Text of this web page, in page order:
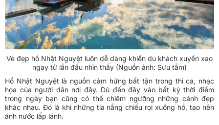
Vẻ đẹp hồ Nhật Nguyệt luôn dễ dàng khiến du khách xuyến xao
ngay từ lần đầu nhìn thấy (Nguồn ảnh: Sưu tầm)
Hồ Nhật Nguyệt là nguồn cảm hứng bất tận trong thi ca, nhạc
họa của người dân nơi đây. Dù đến đây vào bất kỳ thời điểm
trong ngày bạn cũng có thể chiêm ngưỡng những cảnh đẹp
khác nhau. Đó là khi những tia nắng chiếu rọi xuống hồ, tạo nên
ánh nước lấp lánh.